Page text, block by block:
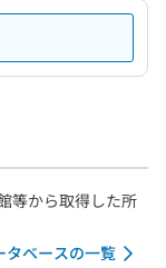
等から取得した所
タベースの一覧